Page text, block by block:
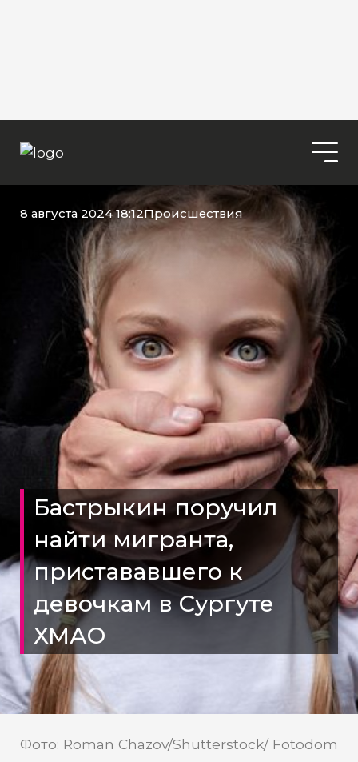
8 августа 2024 18:12Происшествия
Бастрыкин поручил
найти мигранта,
пристававшего к
девочкам в Сургуте
ХМАО
Фото: Roman Chazov/Shutterstock/ Fotodom